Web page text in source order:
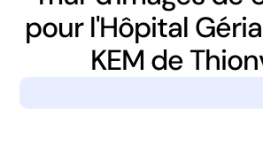
pour l'Hôpital
KEM de